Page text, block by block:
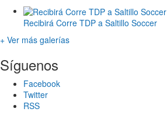
Recibirá Corre TDP a Saltillo Soccer
+ Ver más galerías
Síguenos
Facebook
Twitter
RSS